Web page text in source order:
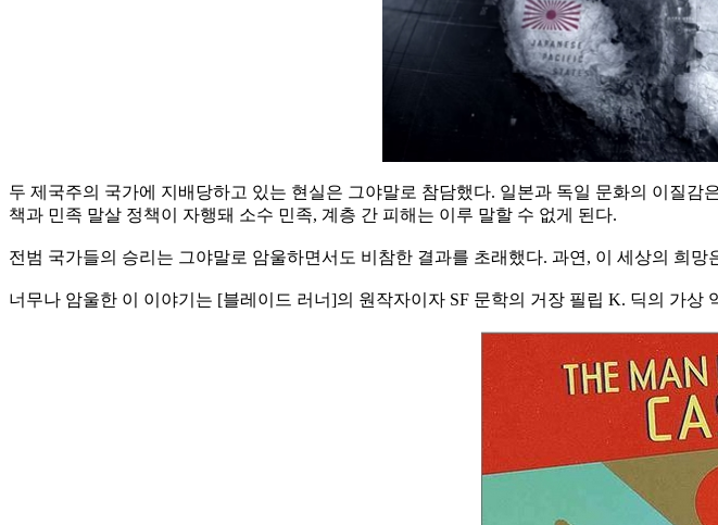
두 제국주의 국가에 지배당하고 있는 현실은 그야말로 참담했다. 일본과 독일 문화의 이질
책과 민족 말살 정책이 자행돼 소수 민족, 계층 간 피해는 이루 말할 수 없게 된다.
전범 국가들의 승리는 그야말로 암울하면서도 비참한 결과를 초래했다. 과연, 이 세상의 희망
너무나 암울한 이 이야기는 [블레이드 러너]의 원작자이자 SF 문학의 거장 필립 K. 딕의 가상